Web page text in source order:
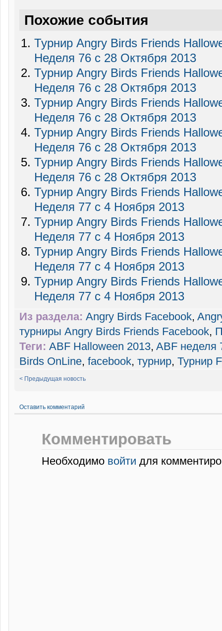
Похожие события
Турнир Angry Birds Friends
Неделя 76 c 28 Октября 2013
Турнир Angry Birds Friends
Неделя 76 c 28 Октября 2013
Турнир Angry Birds Friends
Неделя 76 c 28 Октября 2013
Турнир Angry Birds Friends
Неделя 76 c 28 Октября 2013
Турнир Angry Birds Friends
Неделя 76 c 28 Октября 2013
Турнир Angry Birds Friends
Неделя 77 c 4 Ноября 2013
Турнир Angry Birds Friends
Неделя 77 c 4 Ноября 2013
Турнир Angry Birds Friends
Неделя 77 c 4 Ноября 2013
Турнир Angry Birds Friends
Неделя 77 c 4 Ноября 2013
Из раздела: Angry Birds Facebook,
турниры Angry Birds Friends Facebook,
Теги: ABF Halloween 2013, ABF неделя
Birds OnLine, facebook, турнир, Турнир
< Предыдущая новость
Оставить комментарий
Комментировать
Необходимо войти для